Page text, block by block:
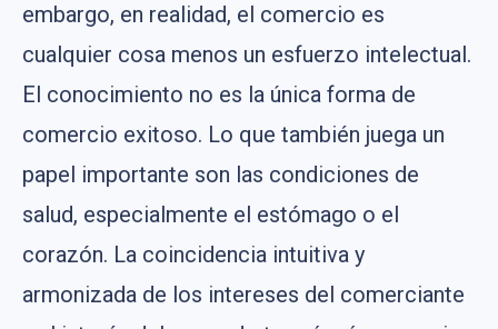
embargo, en realidad, el comercio es
cualquier cosa menos un esfuerzo intelectual.
El conocimiento no es la única forma de
comercio exitoso. Lo que también juega un
papel importante son las condiciones de
salud, especialmente el estómago o el
corazón. La coincidencia intuitiva y
armonizada de los intereses del comerciante